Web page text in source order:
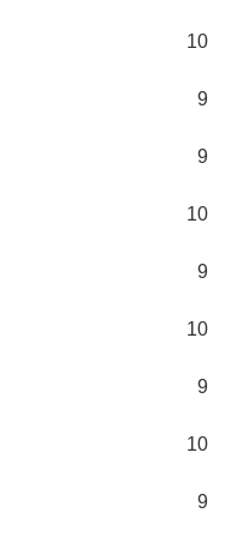
10
9
9
10
9
10
9
10
9